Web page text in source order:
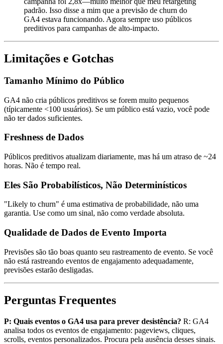
padrão. Isso disse a mim que a previsão de churn do
GA4 estava funcionando. Agora sempre uso públicos
preditivos para campanhas de alto-impacto.
Limitações e Gotchas
Tamanho Mínimo do Público
GA4 não cria públicos preditivos se forem muito pequenos
(típicamente <100 usuários). Se um público está vazio, você pode
não ter dados suficientes.
Freshness de Dados
Públicos preditivos atualizam diariamente, mas há um atraso de ~24
horas. Não é tempo real.
Eles São Probabilísticos, Não Determinísticos
"Likely to churn" é uma estimativa de probabilidade, não uma
garantia. Use como um sinal, não como verdade absoluta.
Qualidade de Dados de Evento Importa
Previsões são tão boas quanto seu rastreamento de evento. Se você
não está rastreando eventos de engajamento adequadamente,
previsões estarão desligadas.
Perguntas Frequentes
P: Quais eventos o GA4 usa para prever desistência? R: GA4
analisa todos os eventos de engajamento: pageviews, cliques,
scrolls, eventos personalizados. Procura pela ausência desses sinais.